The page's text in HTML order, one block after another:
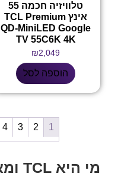
טלוויזיה חכמה 55
אינץ TCL Premium
QD-MiniLED Google
TV 55C6K 4K
₪2,049
הוספה לסל
1
2
3
4
מי היא TCL ומאיפה הגיע המותג?